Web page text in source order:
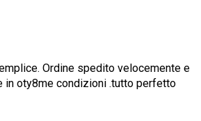
Ordine spedito velocemente e
in oty8me condizioni .tutto perfetto